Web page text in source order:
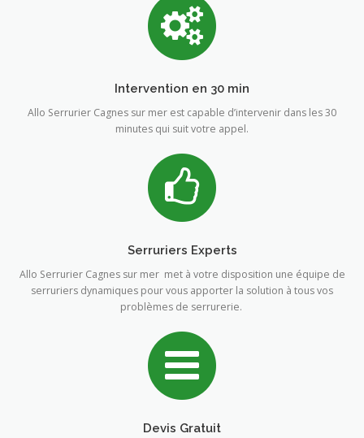
Intervention en 30 min
Allo Serrurier Cagnes sur mer est capable d’intervenir dans les 30
minutes qui suit votre appel.
Serruriers Experts
Allo Serrurier Cagnes sur mer met à votre disposition une équipe de
serruriers dynamiques pour vous apporter la solution à tous vos
problèmes de serrurerie.
Devis Gratuit